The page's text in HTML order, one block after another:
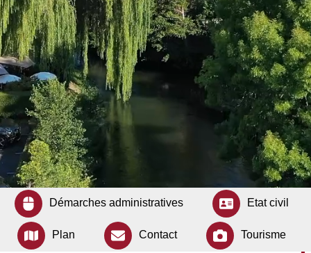
Démarches administratives Etat civil
Plan Contact Tourisme